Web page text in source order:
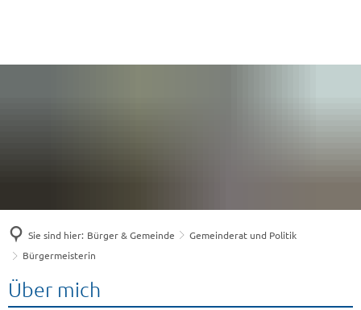
Sie sind hier: Bürger & Gemeinde
Gemeinderat und Politik
Bürgermeisterin
Bürgermeisterin
Über mich